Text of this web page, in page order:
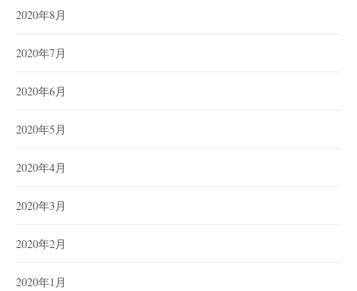
2020年8月
2020年7月
2020年6月
2020年5月
2020年4月
2020年3月
2020年2月
2020年1月